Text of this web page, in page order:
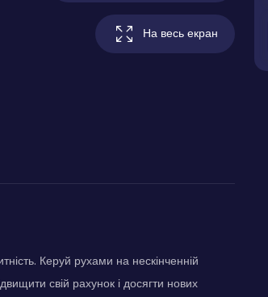
На весь екран
Керуй рухами на нескінченній
свій рахунок і досягти нових